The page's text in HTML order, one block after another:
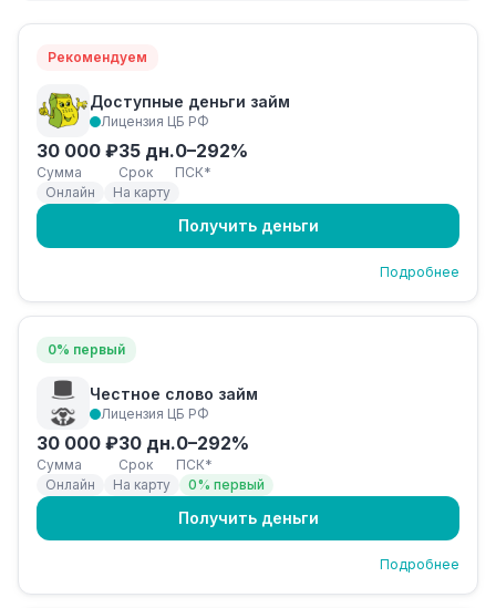
Рекомендуем
Доступные деньги займ
Лицензия ЦБ РФ
30 000 ₽
Сумма
35 дн.
Срок
0–292%
ПСК*
Онлайн
На карту
Получить деньги
Подробнее
0% первый
Честное слово займ
Лицензия ЦБ РФ
30 000 ₽
Сумма
30 дн.
Срок
0–292%
ПСК*
Онлайн
На карту 0% первый
Получить деньги
Подробнее